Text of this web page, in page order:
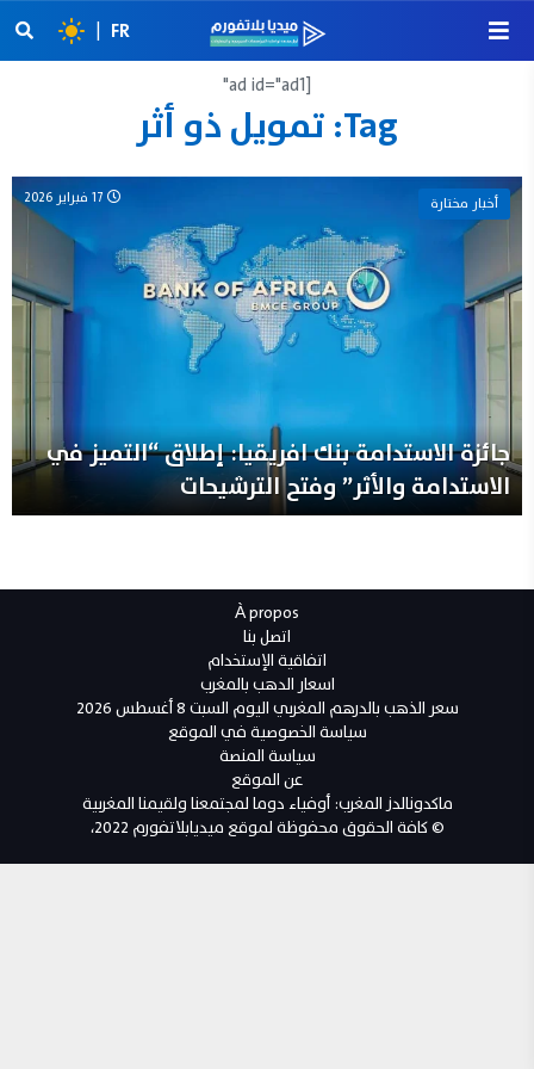
FR
|
[ad id="ad1"
Tag: تمويل ذو أثر
أخبار مختارة
جائزة الاستدامة بنك افريقيا: إطلاق “التميز في
الاستدامة والأثر” وفتح الترشيحات
© كافة الحقوق محفوظة لموقع ميديابلاتفورم 2022،
À propos
اتصل بنا
اتفاقية الإستخدام
اسعار الدهب بالمغرب
سعر الذهب بالدرهم المغربي اليوم السبت 8 أغسطس 2026
سياسة الخصوصية في الموقع
سياسة المنصة
عن الموقع
ماكدونالدز المغرب: أوفياء دوما لمجتمعنا ولقيمنا المغربية